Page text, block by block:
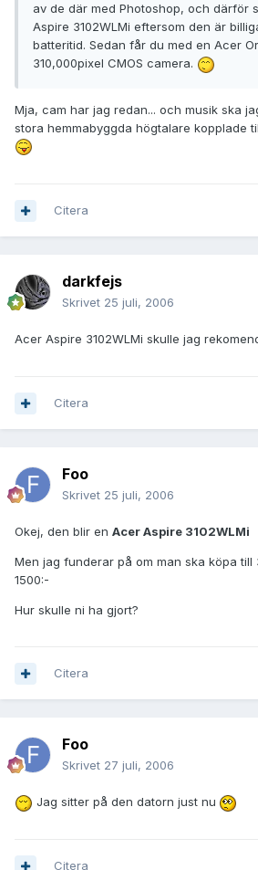
av de där med Photoshop, och därför
Aspire 3102WLMi eftersom den är
batteritid. Sedan får du med en Acer
310,000pixel CMOS camera.
Mja, cam har jag redan... och musik ska
stora hemmabyggda högtalare kopplade
Citera
darkfejs
Skrivet 25 juli, 2006
Acer Aspire 3102WLMi skulle jag
Citera
Foo
Skrivet 25 juli, 2006
Okej, den blir en Acer Aspire 3102WLMi
Men jag funderar på om man ska köpa
1500:-
Hur skulle ni ha gjort?
Citera
Foo
Skrivet 27 juli, 2006
Jag sitter på den datorn just nu
Citera